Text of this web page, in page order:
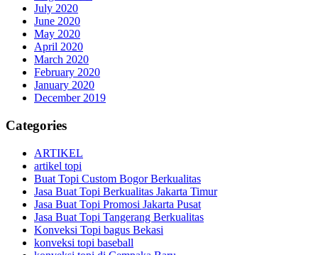
July 2020
June 2020
May 2020
April 2020
March 2020
February 2020
January 2020
December 2019
Categories
ARTIKEL
artikel topi
Buat Topi Custom Bogor Berkualitas
Jasa Buat Topi Berkualitas Jakarta Timur
Jasa Buat Topi Promosi Jakarta Pusat
Jasa Buat Topi Tangerang Berkualitas
Konveksi Topi bagus Bekasi
konveksi topi baseball